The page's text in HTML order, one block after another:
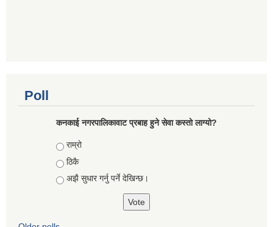
Poll
कनकाई नगरपालिकावाट प्रबाह हुने सेवा कस्तो लाग्यो?
Choices
राम्रो
ठिकै
अझै सुधार गर्नु पर्ने देखिन्छ।